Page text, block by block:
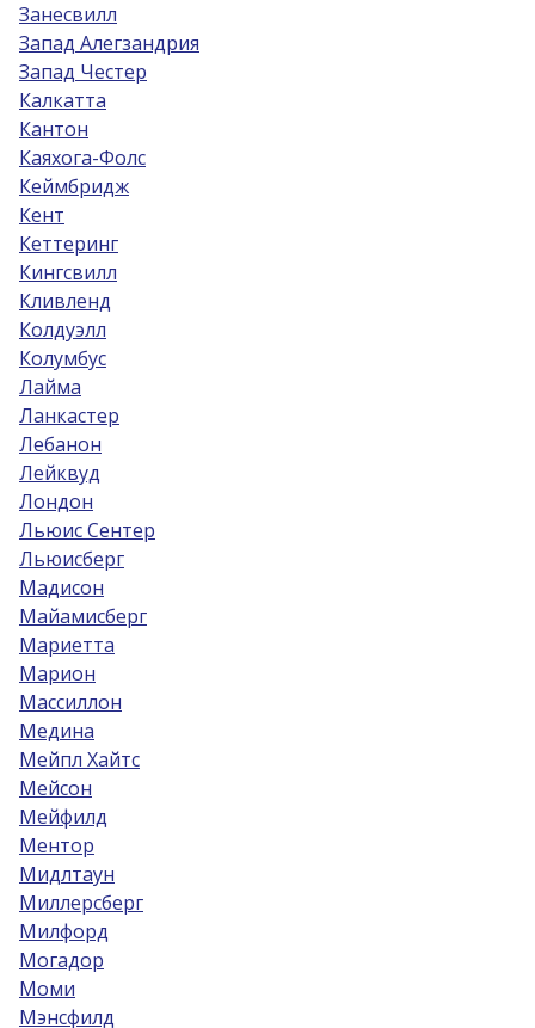
Занесвилл
Запад Алегзандрия
Запад Честер
Калкатта
Кантон
Каяхога-Фолс
Кеймбридж
Кент
Кеттеринг
Кингсвилл
Кливленд
Колдуэлл
Колумбус
Лайма
Ланкастер
Лебанон
Лейквуд
Лондон
Льюис Сентер
Льюисберг
Мадисон
Майамисберг
Мариетта
Марион
Массиллон
Медина
Мейпл Хайтс
Мейсон
Мейфилд
Ментор
Мидлтаун
Миллерсберг
Милфорд
Могадор
Моми
Мэнсфилд